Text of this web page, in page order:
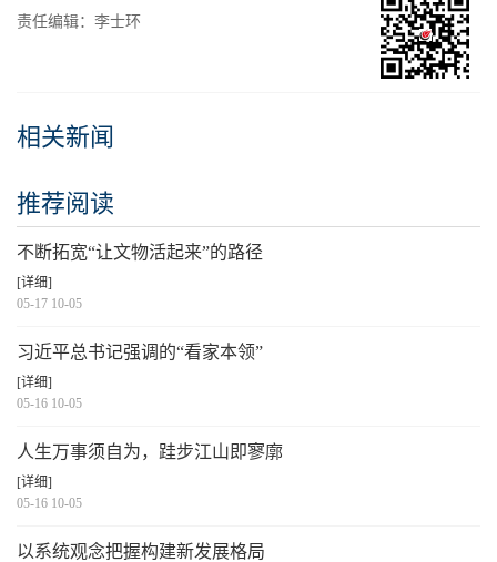
责任编辑：李士环
相关新闻
推荐阅读
不断拓宽“让文物活起来”的路径
[详细]
05-17 10-05
习近平总书记强调的“看家本领”
[详细]
05-16 10-05
人生万事须自为，跬步江山即寥廓
[详细]
05-16 10-05
以系统观念把握构建新发展格局